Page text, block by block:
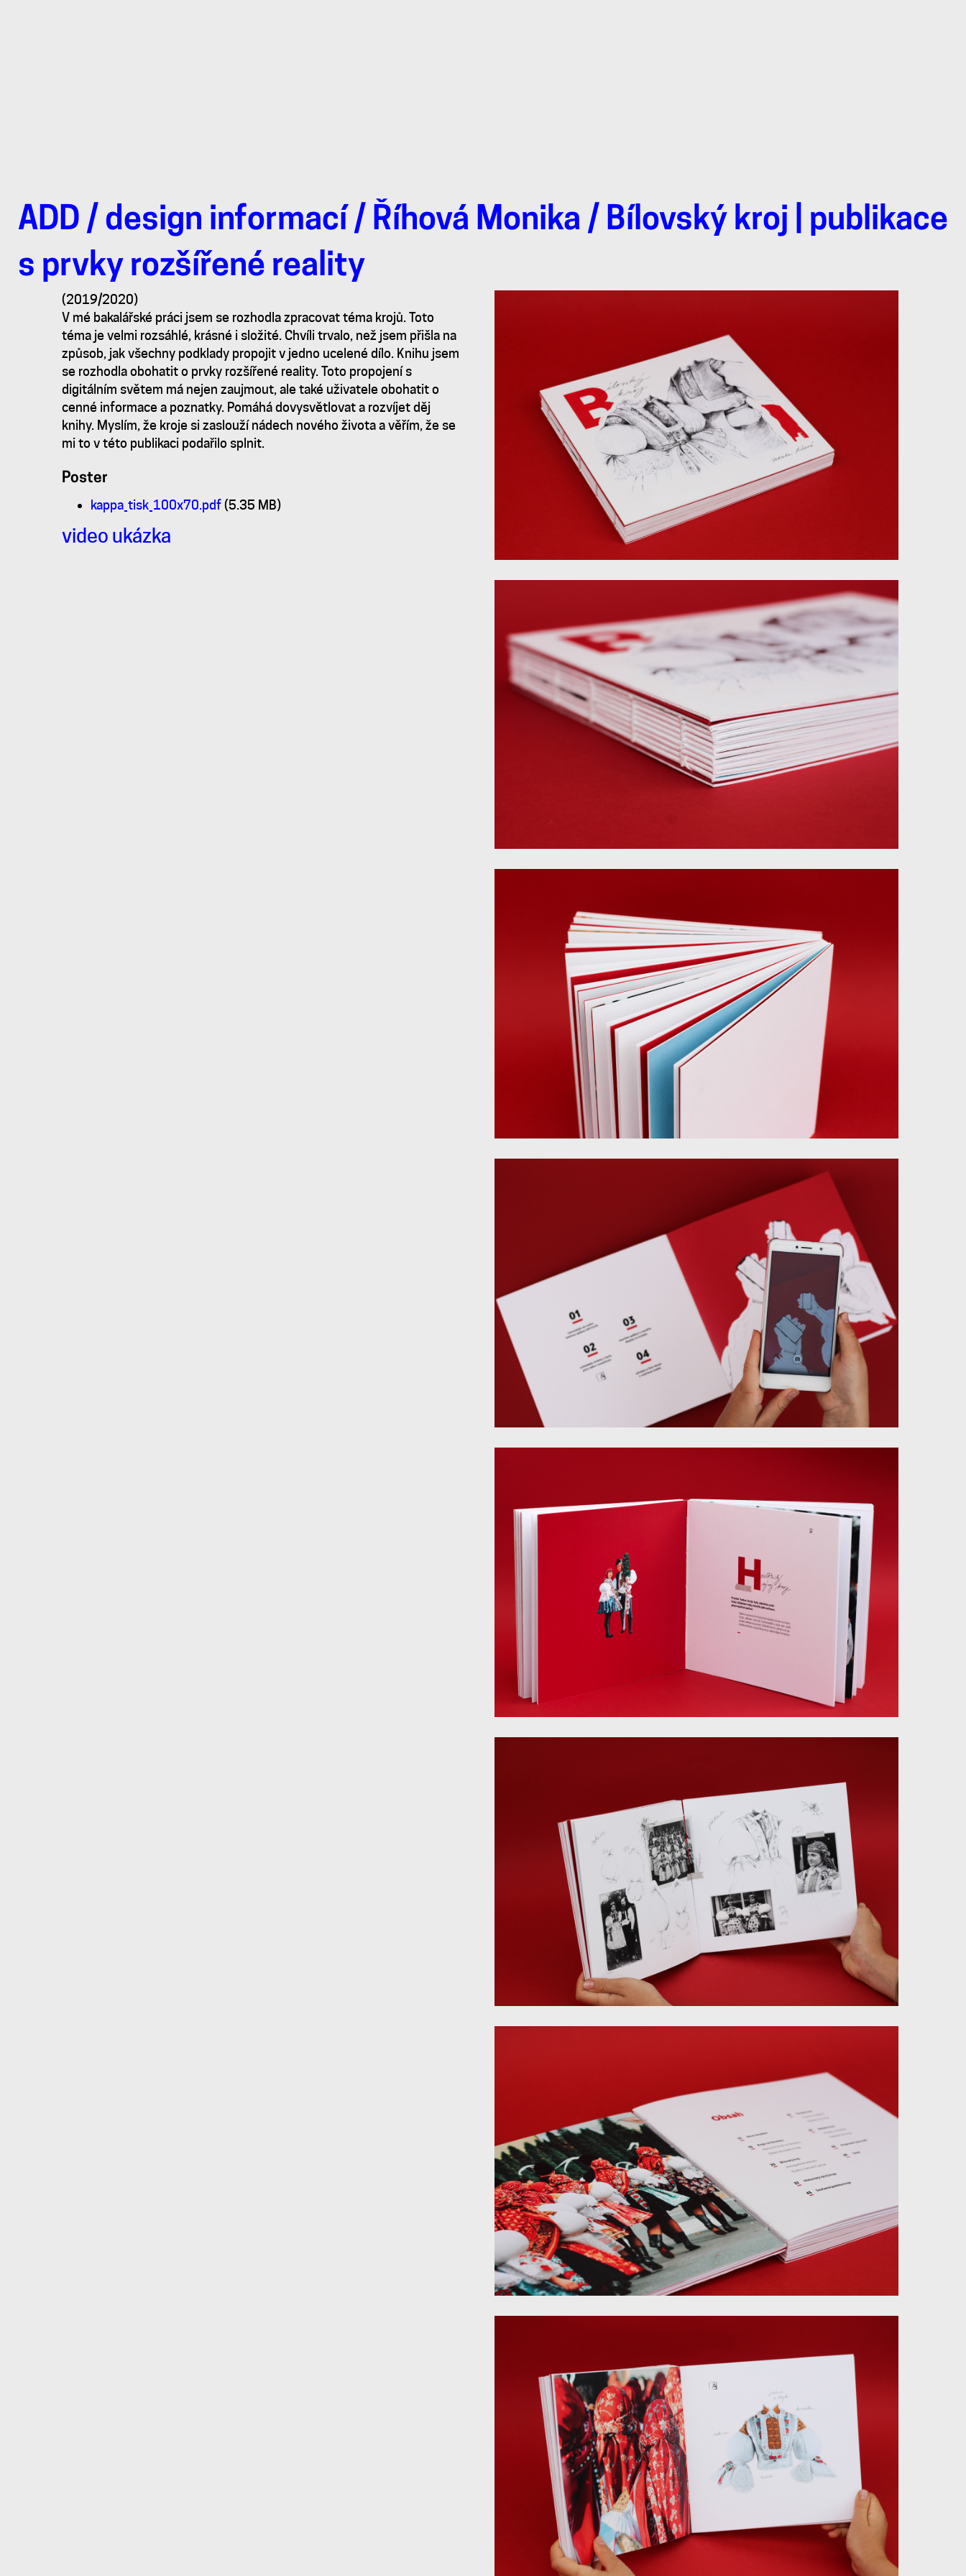
ADD / design informací / Říhová Monika / Bílovský kroj | publikace
s prvky rozšířené reality
Bílovský
kroj
publikace
prvky
rozšířené
reality
(2019/2020)
V mé bakalářské práci jsem se rozhodla zpracovat téma krojů. Toto
téma je velmi rozsáhlé, krásné i složité. Chvíli trvalo, než jsem přišla na
způsob, jak všechny podklady propojit v jedno ucelené dílo. Knihu jsem
se rozhodla obohatit o prvky rozšířené reality. Toto propojení s
digitálním světem má nejen zaujmout, ale také uživatele obohatit o
cenné informace a poznatky. Pomáhá dovysvětlovat a rozvíjet děj
knihy. Myslím, že kroje si zaslouží nádech nového života a věřím, že se
mi to v této publikaci podařilo splnit.
Poster
kappa_tisk_100x70.pdf(5.35 MB)
video ukázka